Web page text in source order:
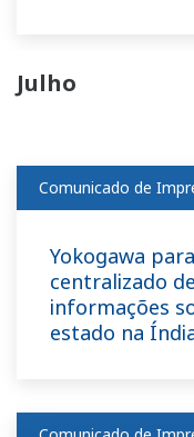
Julho
Comunicado de
Yokogawa
centralizado
informações
estado na